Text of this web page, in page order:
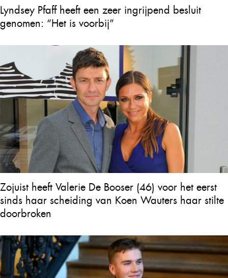
Lyndsey Pfaff heeft een zeer ingrijpend besluit
genomen: “Het is voorbij”
Zojuist heeft Valerie De Booser (46) voor het eerst
sinds haar scheiding van Koen Wauters haar stilte
doorbroken